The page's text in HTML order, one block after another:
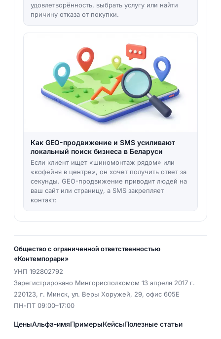
удовлетворённость, выбрать услугу или найти
причину отказа от покупки.
Как GEO-продвижение и SMS усиливают
локальный поиск бизнеса в Беларуси
Если клиент ищет «шиномонтаж рядом» или
«кофейня в центре», он хочет получить ответ за
секунды. GEO-продвижение приводит людей на
ваш сайт или страницу, а SMS закрепляет
контакт:
Общество с ограниченной ответственностью
«Контемпорари»
УНП 192802792
Зарегистрировано Мингорисполкомом 13 апреля 2017 г.
220123, г. Минск, ул. Веры Хоружей, 29, офис 605Е
ПН-ПТ 09:00–17:00
ЦеныАльфа-имяПримерыКейсыПолезные статьи